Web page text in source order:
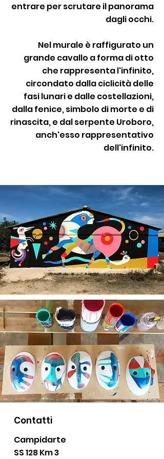
entrare per scrutare il panorama
dagli occhi.
Nel murale è raffigurato un
grande cavallo a forma di otto
che rappresenta l'infinito,
circondato dalla ciclicità delle
fasi lunari e dalle costellazioni,
dalla fenice, simbolo di morte e di
rinascita, e dal serpente Uroboro,
anch'esso rappresentativo
dell'infinito.
Contatti
Campidarte
SS 128 Km 3